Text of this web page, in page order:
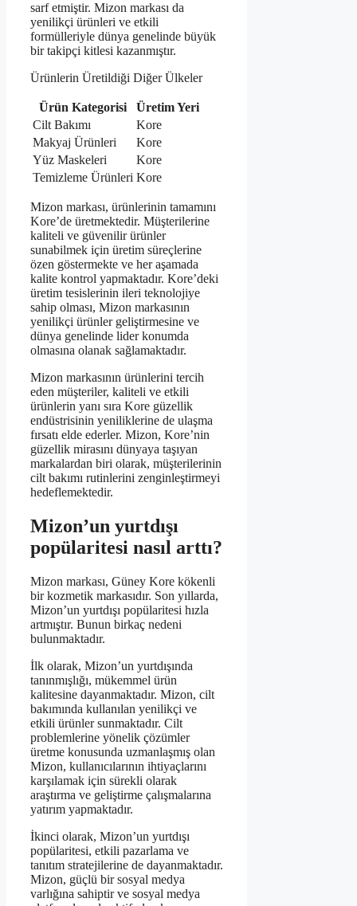
sarf etmiştir. Mizon markası da
yenilikçi ürünleri ve etkili
formülleriyle dünya genelinde büyük
bir takipçi kitlesi kazanmıştır.
Ürünlerin Üretildiği Diğer Ülkeler
Ürün Kategorisi
Üretim Yeri
Cilt Bakımı
Kore
Makyaj Ürünleri
Kore
Yüz Maskeleri
Kore
Temizleme Ürünleri Kore
Mizon markası, ürünlerinin tamamını
Kore’de üretmektedir. Müşterilerine
kaliteli ve güvenilir ürünler
sunabilmek için üretim süreçlerine
özen göstermekte ve her aşamada
kalite kontrol yapmaktadır. Kore’deki
üretim tesislerinin ileri teknolojiye
sahip olması, Mizon markasının
yenilikçi ürünler geliştirmesine ve
dünya genelinde lider konumda
olmasına olanak sağlamaktadır.
Mizon markasının ürünlerini tercih
eden müşteriler, kaliteli ve etkili
ürünlerin yanı sıra Kore güzellik
endüstrisinin yeniliklerine de ulaşma
fırsatı elde ederler. Mizon, Kore’nin
güzellik mirasını dünyaya taşıyan
markalardan biri olarak, müşterilerinin
cilt bakımı rutinlerini zenginleştirmeyi
hedeflemektedir.
Mizon’un yurtdışı
popülaritesi nasıl arttı?
Mizon markası, Güney Kore kökenli
bir kozmetik markasıdır. Son yıllarda,
Mizon’un yurtdışı popülaritesi hızla
artmıştır. Bunun birkaç nedeni
bulunmaktadır.
İlk olarak, Mizon’un yurtdışında
tanınmışlığı, mükemmel ürün
kalitesine dayanmaktadır. Mizon, cilt
bakımında kullanılan yenilikçi ve
etkili ürünler sunmaktadır. Cilt
problemlerine yönelik çözümler
üretme konusunda uzmanlaşmış olan
Mizon, kullanıcılarının ihtiyaçlarını
karşılamak için sürekli olarak
araştırma ve geliştirme çalışmalarına
yatırım yapmaktadır.
İkinci olarak, Mizon’un yurtdışı
popülaritesi, etkili pazarlama ve
tanıtım stratejilerine de dayanmaktadır.
Mizon, güçlü bir sosyal medya
varlığına sahiptir ve sosyal medya